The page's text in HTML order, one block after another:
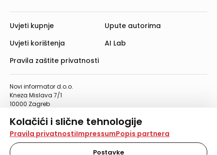
Kolačići i slične tehnologije
Na našoj web stranici koristimo kolačiće i slične
tehnologije za pohranu, čitanje i obradu informacija na
vašem uređaju. Time poboljšavamo korisničko iskustvo,
Pravila privatnostiImpressumPopis partnera
Postavke
Novi informator d.o.o.
Kneza Mislava 7/1
10000 Zagreb
Telefaks: 01/4612-553
info@informator.hr
Uvjeti kupnje
Uvjeti korištenja
Pravila zaštite privatnosti
Upute autorima
AI Lab